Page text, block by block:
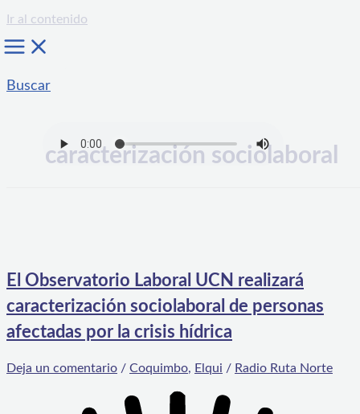
Ir al contenido
Buscar
caracterización sociolaboral
El Observatorio Laboral UCN realizará
caracterización sociolaboral de personas
afectadas por la crisis hídrica
Deja un comentario / Coquimbo, Elqui / Radio Ruta Norte